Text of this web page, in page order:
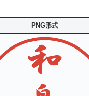
PNG形式